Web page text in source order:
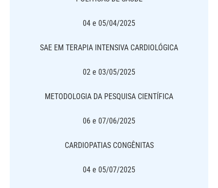
04 e 05/04/2025
SAE EM TERAPIA INTENSIVA CARDIOLÓGICA
02 e 03/05/2025
METODOLOGIA DA PESQUISA CIENTÍFICA
06 e 07/06/2025
CARDIOPATIAS CONGÊNITAS
04 e 05/07/2025